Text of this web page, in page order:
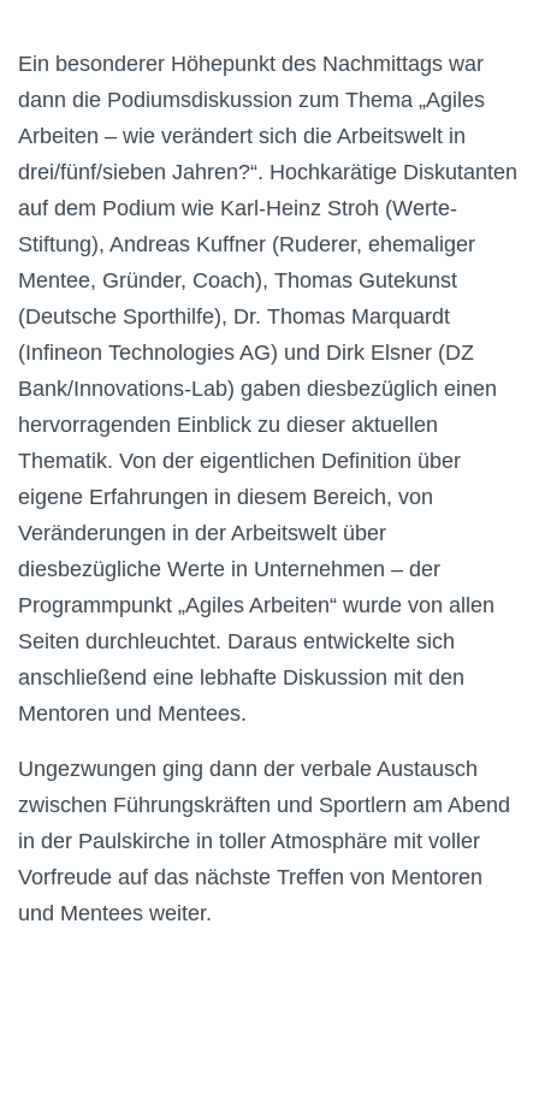
Ein besonderer Höhepunkt des Nachmittags war
dann die Podiumsdiskussion zum Thema „Agiles
Arbeiten – wie verändert sich die Arbeitswelt in
drei/fünf/sieben Jahren?“. Hochkarätige Diskutanten
auf dem Podium wie Karl-Heinz Stroh (Werte-
Stiftung), Andreas Kuffner (Ruderer, ehemaliger
Mentee, Gründer, Coach), Thomas Gutekunst
(Deutsche Sporthilfe), Dr. Thomas Marquardt
(Infineon Technologies AG) und Dirk Elsner (DZ
Bank/Innovations-Lab) gaben diesbezüglich einen
hervorragenden Einblick zu dieser aktuellen
Thematik. Von der eigentlichen Definition über
eigene Erfahrungen in diesem Bereich, von
Veränderungen in der Arbeitswelt über
diesbezügliche Werte in Unternehmen – der
Programmpunkt „Agiles Arbeiten“ wurde von allen
Seiten durchleuchtet. Daraus entwickelte sich
anschließend eine lebhafte Diskussion mit den
Mentoren und Mentees.
Ungezwungen ging dann der verbale Austausch
zwischen Führungskräften und Sportlern am Abend
in der Paulskirche in toller Atmosphäre mit voller
Vorfreude auf das nächste Treffen von Mentoren
und Mentees weiter.